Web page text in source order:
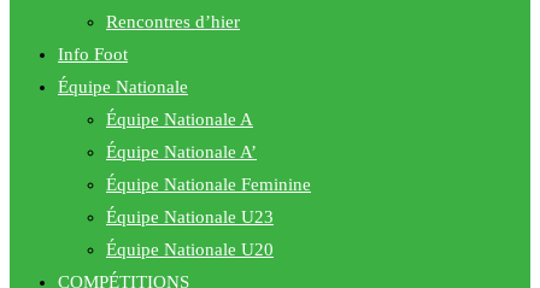
Rencontres d’hier
Info Foot
Équipe Nationale
Équipe Nationale A
Équipe Nationale A’
Équipe Nationale Feminine
Équipe Nationale U23
Équipe Nationale U20
COMPÉTITIONS